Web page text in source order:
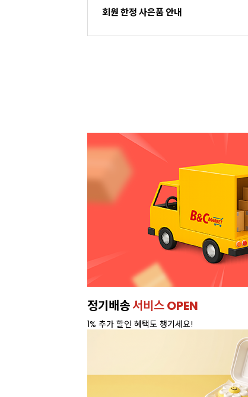
회원 한정 사은품 안내
정기배송서비스 OPEN
1% 추가 할인 혜택도 챙기세요!